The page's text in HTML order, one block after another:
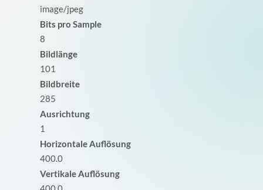
image/jpeg
Bits pro Sample
8
Bildlänge
101
Bildbreite
285
Ausrichtung
1
Horizontale Auflösung
400.0
Vertikale Auflösung